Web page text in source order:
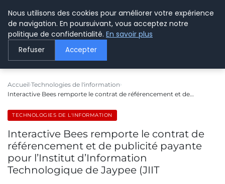
LE WEBMARKETING
Accueil Technologies de l'information
Interactive Bees remporte le contrat de référencement et de…
TECHNOLOGIES DE L'INFORMATION
Interactive Bees remporte le contrat de
référencement et de publicité payante
pour l’Institut d’Information
Technologique de Jaypee (JIIT
Nous utilisons des cookies pour améliorer votre expérience
de navigation. En poursuivant, vous acceptez notre
politique de confidentialité. En savoir plus
Refuser Accepter